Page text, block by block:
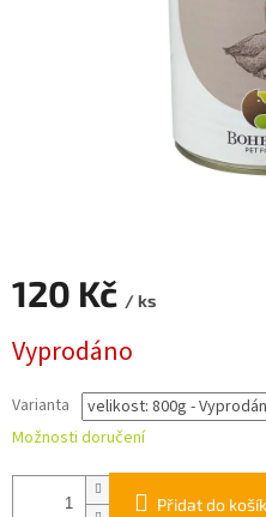
120 Kč / ks
cena:
Vyprodáno
Varianta
Možnosti doručení
Přidat do